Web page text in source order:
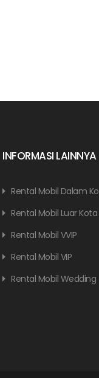
INFORMASI LAINNYA
Rental Mobil Dalam
Rental Mobil Luar Kota
Rental Mobil VVIP
Rental Mobil VIP
Rental Mobil Wedding